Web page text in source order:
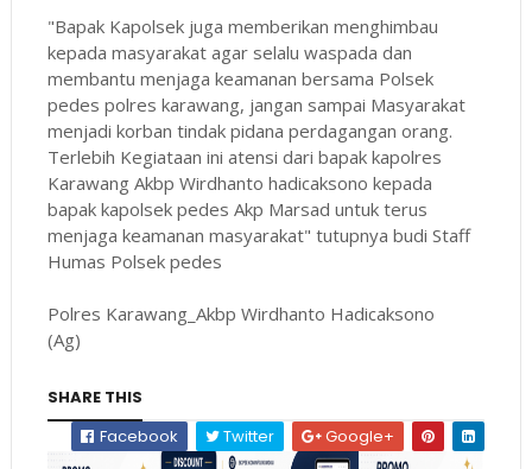
"Bapak Kapolsek juga memberikan menghimbau
kepada masyarakat agar selalu waspada dan
membantu menjaga keamanan bersama Polsek
pedes polres karawang, jangan sampai Masyarakat
menjadi korban tindak pidana perdagangan orang.
Terlebih Kegiataan ini atensi dari bapak kapolres
Karawang Akbp Wirdhanto hadicaksono kepada
bapak kapolsek pedes Akp Marsad untuk terus
menjaga keamanan masyarakat" tutupnya budi Staff
Humas Polsek pedes
Polres Karawang_Akbp Wirdhanto Hadicaksono
(Ag)
SHARE THIS
Facebook
Twitter Google+